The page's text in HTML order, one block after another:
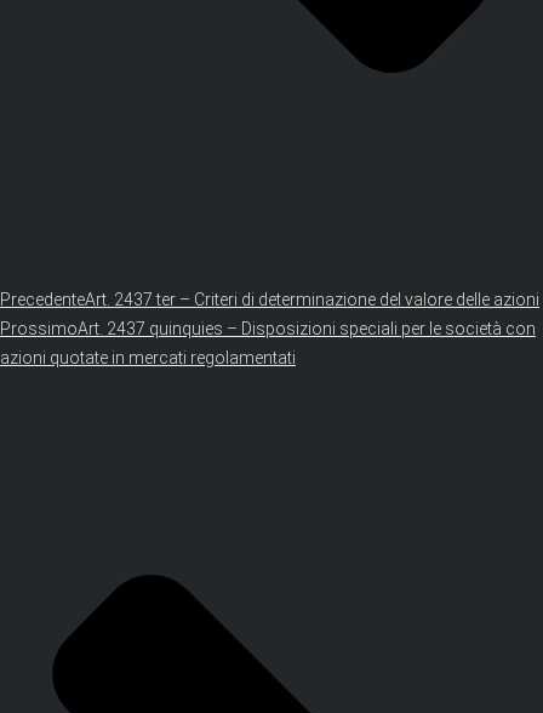
PrecedenteArt. 2437 ter – Criteri di determinazione del valore delle azioni
ProssimoArt. 2437 quinquies – Disposizioni speciali per le società con
azioni quotate in mercati regolamentati